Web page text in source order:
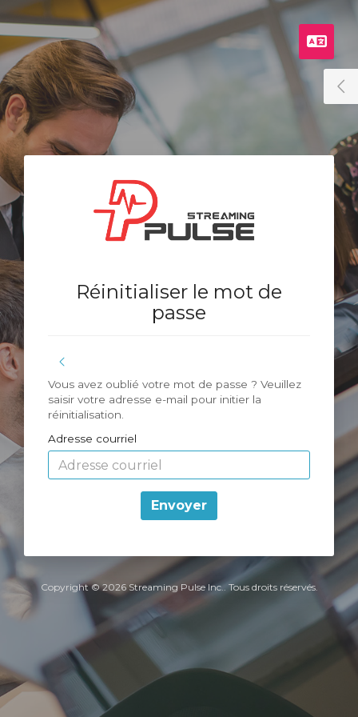
Réinitialiser le mot de
passe
Vous avez oublié votre mot de passe ? Veuillez
saisir votre adresse e-mail pour initier la
réinitialisation.
Adresse courriel
Envoyer
Copyright © 2026 Streaming Pulse Inc.. Tous droits réservés.